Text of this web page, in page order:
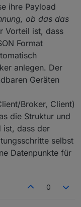
ihre Payload
ob das das
Vorteil ist, dass
Format
anlegen. Der
Geräten
Broker, Client)
die Struktur und
ist, dass der
selbst
Datenpunkte für
0